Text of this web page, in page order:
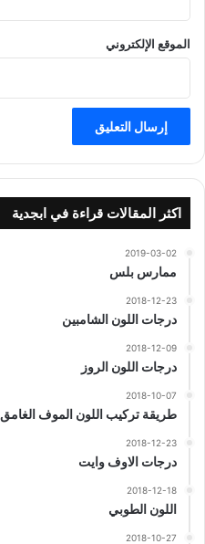
الموقع الإلكتروني
اكثر المقالات قراءة في ابجدية
2019-03-02
ممارس بلس
2018-12-23
درجات اللون الشامبين
2018-12-09
درجات اللون الروز
2018-10-07
طريقة تركيب اللون الموف الغامق
2018-12-23
درجات الاوف وايت
2018-12-18
اللون الطوبي
2018-10-27